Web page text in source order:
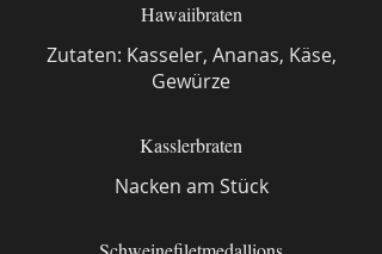
Hawaiibraten
Zutaten: Kasseler, Ananas, Käse,
Gewürze
Kasslerbraten
Nacken am Stück